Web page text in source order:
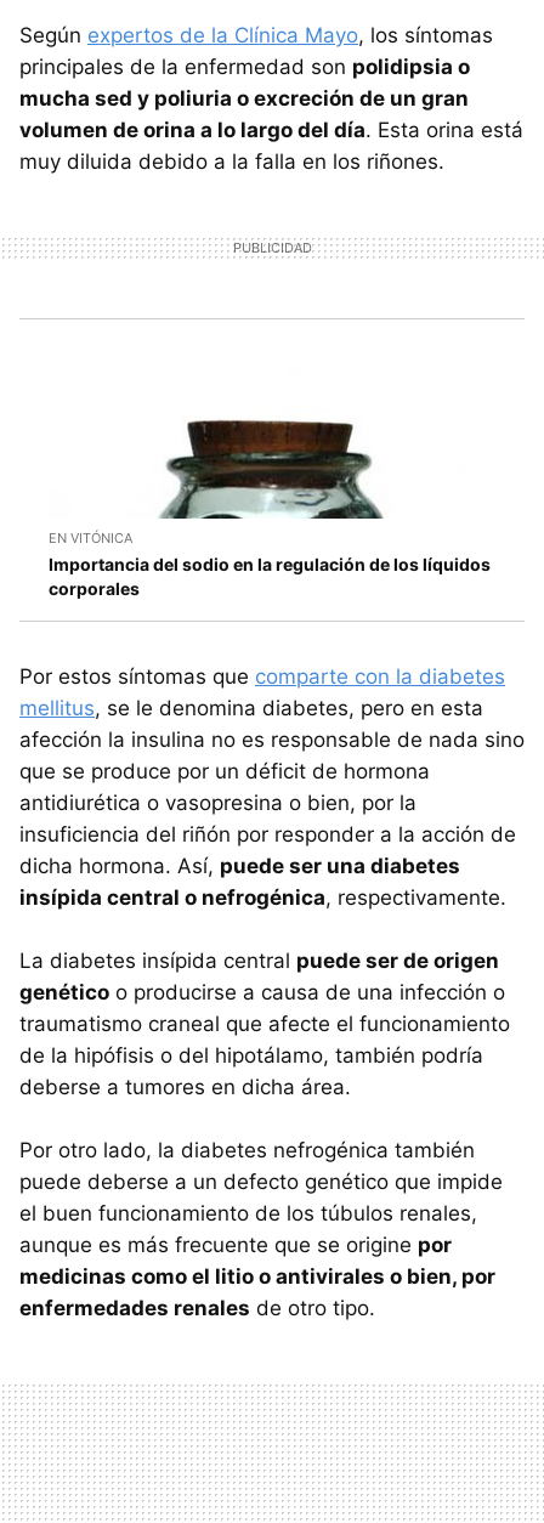
Según expertos de la Clínica Mayo, los síntomas
principales de la enfermedad son polidipsia o
mucha sed y poliuria o excreción de un gran
volumen de orina a lo largo del día. Esta orina está
muy diluida debido a la falla en los riñones.
EN VITÓNICA
Importancia del sodio en la regulación de los líquidos
corporales
Por estos síntomas que comparte con la diabetes
mellitus, se le denomina diabetes, pero en esta
afección la insulina no es responsable de nada sino
que se produce por un déficit de hormona
antidiurética o vasopresina o bien, por la
insuficiencia del riñón por responder a la acción de
dicha hormona. Así, puede ser una diabetes
insípida central o nefrogénica, respectivamente.
La diabetes insípida central puede ser de origen
genético o producirse a causa de una infección o
traumatismo craneal que afecte el funcionamiento
de la hipófisis o del hipotálamo, también podría
deberse a tumores en dicha área.
Por otro lado, la diabetes nefrogénica también
puede deberse a un defecto genético que impide
el buen funcionamiento de los túbulos renales,
aunque es más frecuente que se origine por
medicinas como el litio o antivirales o bien, por
enfermedades renales de otro tipo.